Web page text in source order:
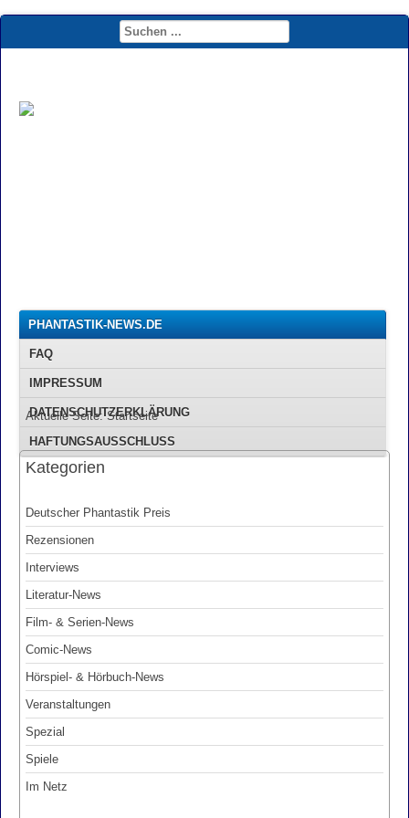
PHANTASTIK-NEWS.DE
FAQ
IMPRESSUM
DATENSCHUTZERKLÄRUNG
HAFTUNGSAUSSCHLUSS
Aktuelle Seite:Startseite
Kategorien
Deutscher Phantastik Preis
Rezensionen
Interviews
Literatur-News
Film- & Serien-News
Comic-News
Hörspiel- & Hörbuch-News
Veranstaltungen
Spezial
Spiele
Im Netz